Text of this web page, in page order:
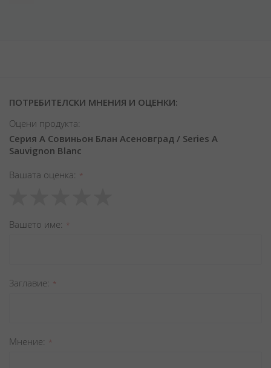
ПОТРЕБИТЕЛСКИ МНЕНИЯ И ОЦЕНКИ:
Оцени продукта:
Серия А Совиньон Блан Асеновград / Series A
Sauvignon Blanc
Вашата оценка
star
stars
stars
stars
stars
Вашето име
Заглавиe
Мнение